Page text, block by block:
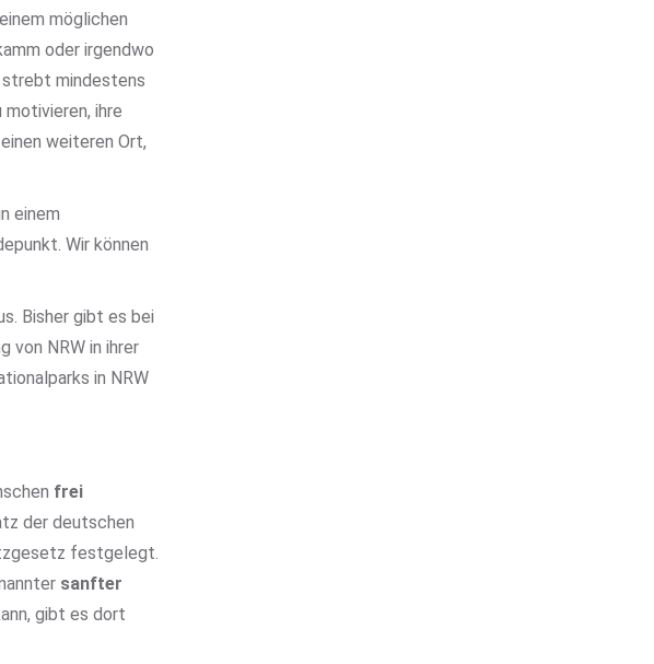
möglichen
oder irgendwo
strebt mindestens
motivieren, ihre
weiteren Ort,
einem
Wir können
Bisher gibt es bei
von NRW in ihrer
in NRW
frei
der deutschen
festgelegt.
sanfter
gibt es dort